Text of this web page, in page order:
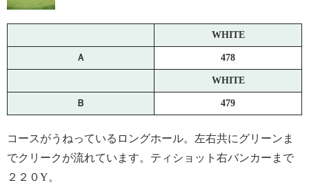
WHITE
Ａ 478
WHITE
Ｂ 479
コースがうねっているロングホール。左右共にグリーンま
でクリークが流れています。ティショット右バンカーまで
２２０Y。